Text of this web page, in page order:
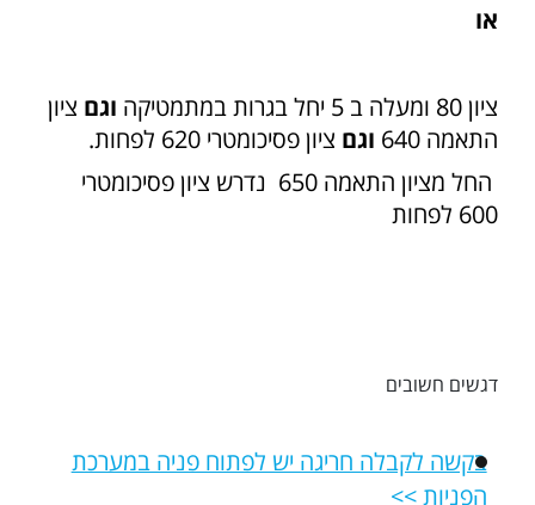
או
ציון 80 ומעלה ב 5 יחל בגרות במתמטיקה וגם ציון
התאמה 640
וגם ציון פסיכומטרי 620 לפחות.
החל מציון התאמה 650 נדרש ציון פסיכומטרי
600 לפחות
דגשים חשובים
בקשה לקבלה חריגה יש לפתוח פניה במערכת
הפניות >>